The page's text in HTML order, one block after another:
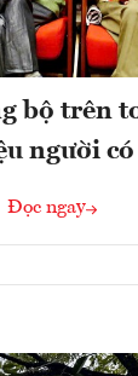
bộ trên
người
Đọc ngay